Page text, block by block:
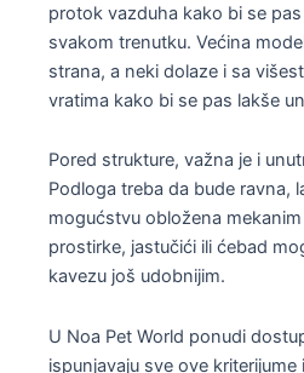
protok vazduha kako bi se
svakom trenutku. Većina
strana, a neki dolaze i sa
vratima kako bi se pas lakše
Pored strukture, važna je i
Podloga treba da bude ravna,
mogućstvu obložena
prostirke, jastučići ili ćebad
kavezu još udobnijim.
U Noa Pet World ponudi
ispunjavaju sve ove kriterijume